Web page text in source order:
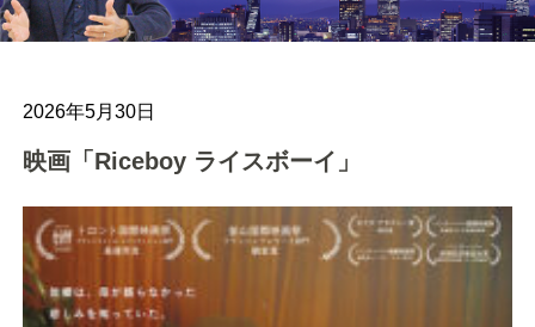
2026年5月30日
映画「Riceboy ライスボーイ」